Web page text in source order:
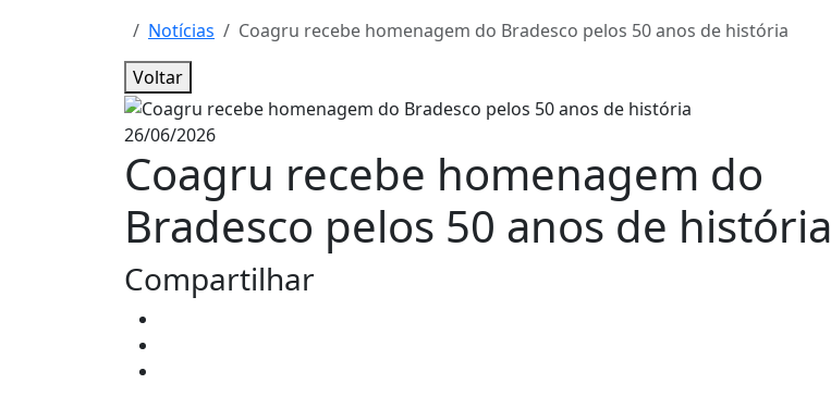
Notícias
Coagru recebe homenagem do Bradesco pelos 50 anos de história
Voltar
26/06/2026
Coagru recebe homenagem do
Bradesco pelos 50 anos de história
Compartilhar